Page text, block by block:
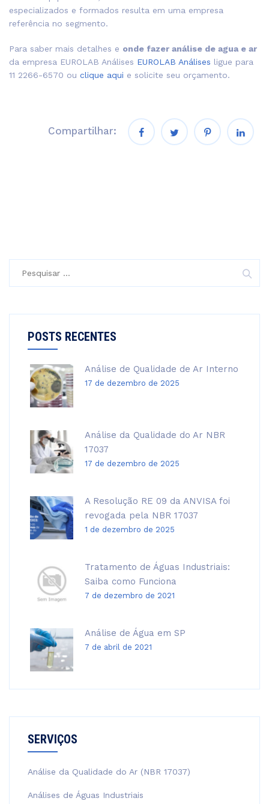
especializados e formados resulta em uma empresa
referência no segmento.
Para saber mais detalhes e onde fazer análise de agua e ar
da empresa EUROLAB Análises EUROLAB Análises ligue para
11 2266-6570 ou clique aqui e solicite seu orçamento.
Compartilhar:
POSTS RECENTES
Análise de Qualidade de Ar Interno
17 de dezembro de 2025
Análise da Qualidade do Ar NBR
17037
17 de dezembro de 2025
A Resolução RE 09 da ANVISA foi
revogada pela NBR 17037
1 de dezembro de 2025
Tratamento de Águas Industriais:
Saiba como Funciona
7 de dezembro de 2021
Análise de Água em SP
7 de abril de 2021
SERVIÇOS
Análise da Qualidade do Ar (NBR 17037)
Análises de Águas Industriais